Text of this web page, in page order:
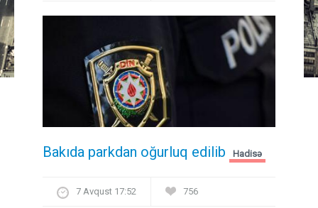
Bakıda parkdan oğurluq edilib Hadisə
7 Avqust 17:52 756